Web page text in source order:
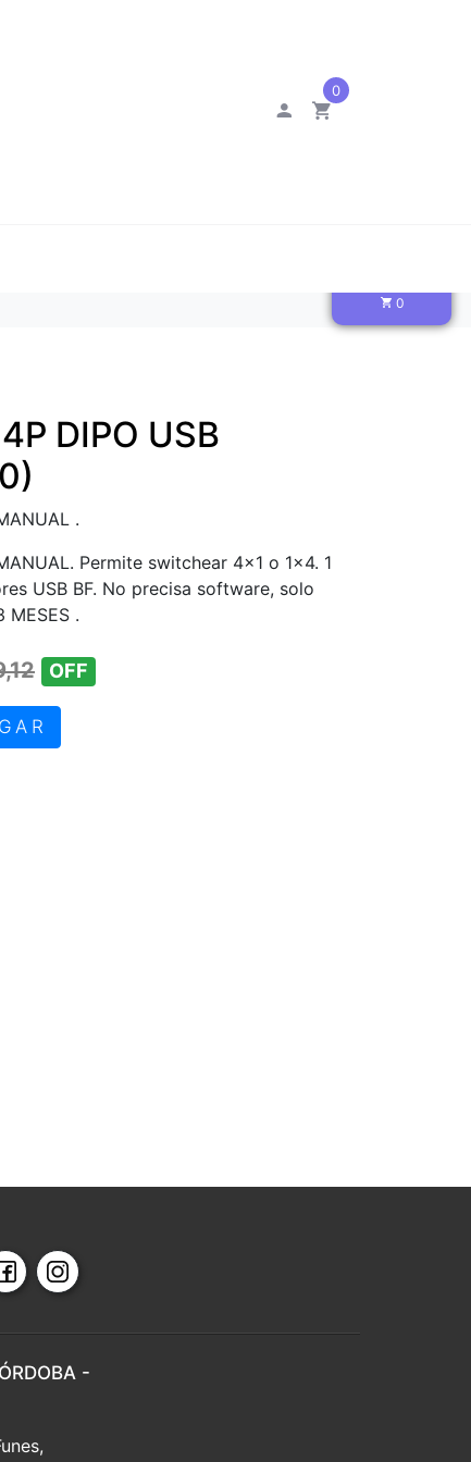
0
DIPO USB
.
Permite switchear 4x1 o 1x4. 1
USB BF. No precisa software, solo
MESES .
OFF
0
-